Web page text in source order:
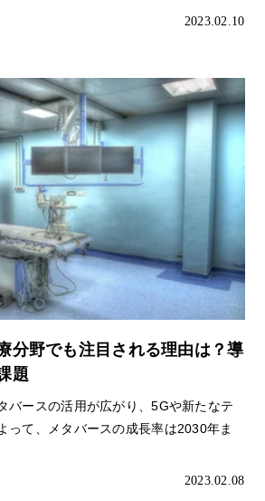
2023.02.10
分野でも注目される理由は？導
題
バースの活用が広がり、5Gや新たなテ
って、メタバースの成長率は2030年ま
2023.02.08